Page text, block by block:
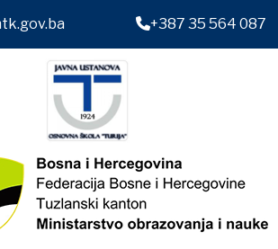
+387 35 564 087